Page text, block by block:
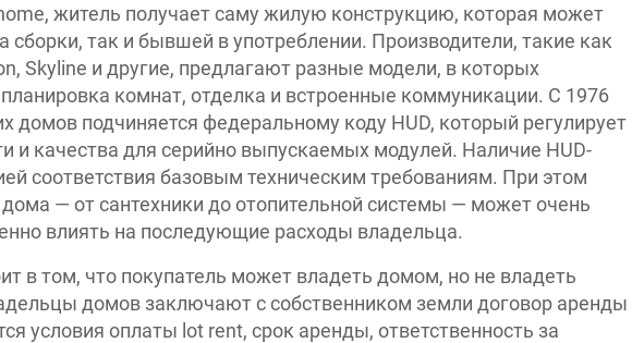
житель получает саму жилую конструкцию, которая может
сборки, так и бывшей в употреблении. Производители, такие как
Skyline и другие, предлагают разные модели, в которых
комнат, отделка и встроенные коммуникации. С 1976
домов подчиняется федеральному коду HUD, который регулирует
и качества для серийно выпускаемых модулей. Наличие HUD-
соответствия базовым техническим требованиям. При этом
— от сантехники до отопительной системы — может очень
влиять на последующие расходы владельца.
в том, что покупатель может владеть домом, но не владеть
домов заключают с собственником земли договор аренды
условия оплаты lot rent, срок аренды, ответственность за